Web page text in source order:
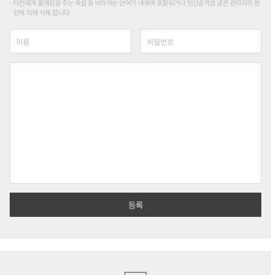
타인에게 불쾌감을 주는 욕설 등 비하하는 단어가 내용에 포함되거나 인신공격성 글은 관리자의 판
단에 의해 삭제 합니다.